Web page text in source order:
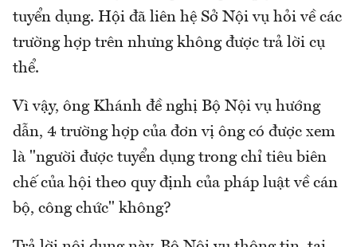
tuyển dụng. Hội đã liên hệ Sở Nội vụ hỏi về các
trường hợp trên nhưng không được trả lời cụ
thể.
Vì vậy, ông Khánh đề nghị Bộ Nội vụ hướng
dẫn, 4 trường hợp của đơn vị ông có được xem
là "người được tuyển dụng trong chỉ tiêu biên
chế của hội theo quy định của pháp luật về cán
bộ, công chức" không?